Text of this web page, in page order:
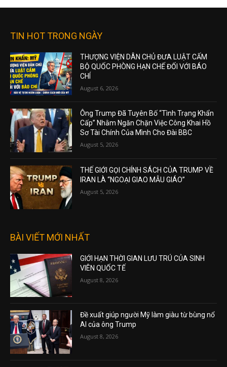
TIN HOT TRONG NGÀY
THƯỢNG VIỆN DÂN CHỦ ĐƯA LUẬT CẤM
BỘ QUỐC PHÒNG HẠN CHẾ ĐỐI VỚI BÁO
CHÍ
August 6, 2026
Ông Trump Đã Tuyên Bố “Tình Trạng Khẩn
Cấp” Nhằm Ngăn Chặn Việc Công Khai Hồ
Sơ Tài Chính Của Mình Cho Đài BBC
August 5, 2026
THẾ GIỚI GỌI CHÍNH SÁCH CỦA TRUMP VỀ
IRAN LÀ “NGOẠI GIAO MẪU GIÁO”
August 5, 2026
BÀI VIẾT MỚI NHẤT
GIỚI HẠN THỜI GIAN LƯU TRÚ CỦA SINH
VIÊN QUỐC TẾ
August 8, 2026
Đề xuất giúp người Mỹ làm giàu từ bùng nổ
AI của ông Trump
August 8, 2026